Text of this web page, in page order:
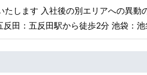
します 入社後の別エリアへの異動